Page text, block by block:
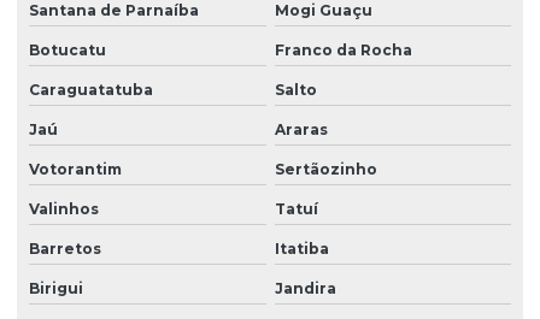
Santana de Parnaíba Mogi Guaçu
Botucatu Franco da Rocha
Caraguatatuba Salto
Jaú Araras
Votorantim Sertãozinho
Valinhos Tatuí
Barretos Itatiba
Birigui Jandira